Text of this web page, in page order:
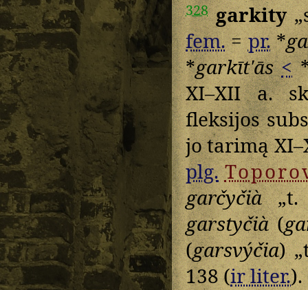
328 garkity
fem.=pr.*
*garkītʹās <
XI–XII a.
fleksijos
jo tarimą
plg.
garčyčià„t.
garstyčià(
(garsvýčia)
138 (ir liter.).